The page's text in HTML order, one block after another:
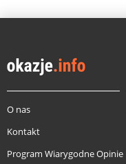
O nas
Kontakt
Program Wiarygodne Opinie